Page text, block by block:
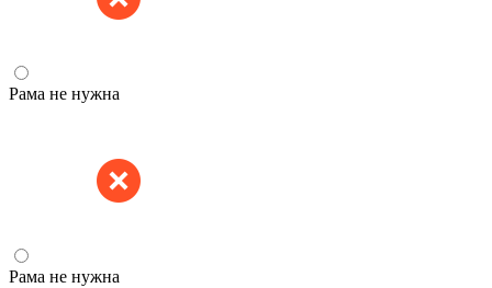
Рама не нужна
Рама не нужна